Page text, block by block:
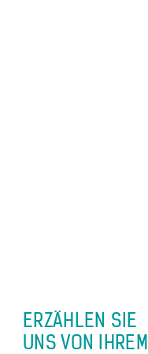
ERZÄHLEN SIE
UNS VON IHREM